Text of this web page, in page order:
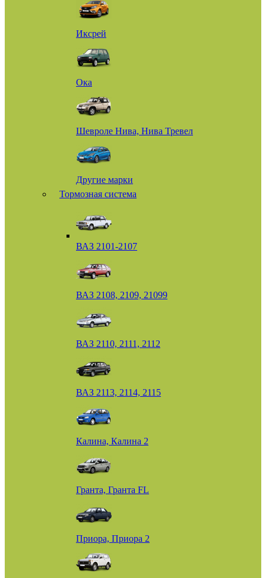
Иксрей
Ока
Шевроле Нива, Нива Тревел
Другие марки
Тормозная система
ВАЗ 2101-2107
ВАЗ 2108, 2109, 21099
ВАЗ 2110, 2111, 2112
ВАЗ 2113, 2114, 2115
Калина, Калина 2
Гранта, Гранта FL
Приора, Приора 2